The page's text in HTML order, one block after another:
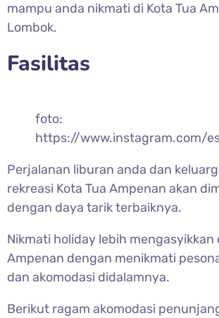
mampu anda nikmati di Kota Tua
Lombok.
Fasilitas
foto:
https://www.instagram.com/
Perjalanan liburan anda dan
rekreasi Kota Tua Ampenan akan
dengan daya tarik terbaiknya.
Nikmati holiday lebih mengasyikkan
Ampenan dengan menikmati
dan akomodasi didalamnya.
Berikut ragam akomodasi